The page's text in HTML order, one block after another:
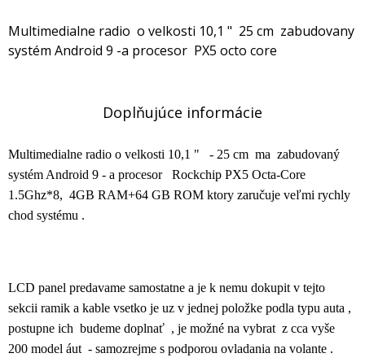
Multimedialne radio o velkosti 10,1 " 25 cm zabudovany
systém Android 9 -a procesor PX5 octo core
Doplňujúce informácie
Multimedialne radio o velkosti 10,1 " - 25 cm ma zabudovaný
systém Android 9 - a procesor Rockchip PX5 Octa-Core
1.5Ghz*8, 4GB RAM+64 GB ROM ktory zaručuje veľmi rychly
chod systému .
LCD panel predavame samostatne a je k nemu dokupit v tejto
sekcii ramik a kable vsetko je uz v jednej položke podla typu auta ,
postupne ich budeme doplnať , je možné na vybrat z cca vyše
200 model áut - samozrejme s podporou ovladania na volante .